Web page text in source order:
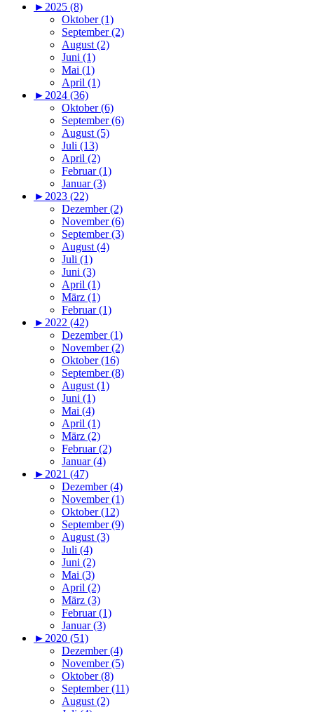
► 2025 (8)
Oktober (1)
September (2)
August (2)
Juni (1)
Mai (1)
April (1)
► 2024 (36)
Oktober (6)
September (6)
August (5)
Juli (13)
April (2)
Februar (1)
Januar (3)
► 2023 (22)
Dezember (2)
November (6)
September (3)
August (4)
Juli (1)
Juni (3)
April (1)
März (1)
Februar (1)
► 2022 (42)
Dezember (1)
November (2)
Oktober (16)
September (8)
August (1)
Juni (1)
Mai (4)
April (1)
März (2)
Februar (2)
Januar (4)
► 2021 (47)
Dezember (4)
November (1)
Oktober (12)
September (9)
August (3)
Juli (4)
Juni (2)
Mai (3)
April (2)
März (3)
Februar (1)
Januar (3)
► 2020 (51)
Dezember (4)
November (5)
Oktober (8)
September (11)
August (2)